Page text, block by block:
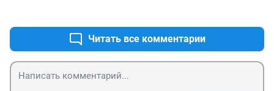
Читать все комментарии